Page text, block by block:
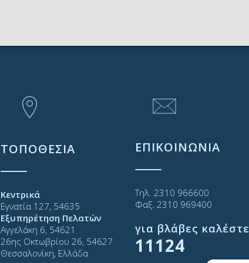
ΤΟΠΟΘΕΣΙΑ
Κεντρικά
Εγνατία 127, 54635
Εξυπηρέτηση Πελατών
Αγγελάκη 6, 54621
26ης Οκτωβρίου 26, 54627
Θεσσαλονίκη, Ελλάδα
ΕΠΙΚΟΙΝΩΝΙΑ
Τηλ. 2310 966600
Φαξ. 2310 969400
για βλάβες καλέστε
11124